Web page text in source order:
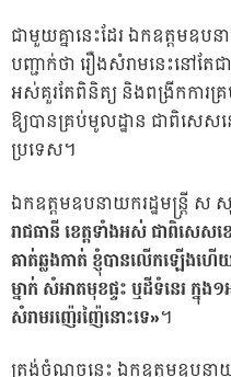
ជាមួយគ្នានេះដែរ ឯកឧត្តមឧ
បញ្ជាក់ថា រឿងសំរាមនេះនៅតែ
អស់គួរតែពិនិត្យ និងពង្រីកការគ្
ឱ្យបានគ្រប់មូលដ្ឋាន ជាពិសេ
ប្រទេស។
ឯកឧត្តមឧបនាយករដ្ឋមន្ដ្រី ស សុ
រាជធានី ខេត្តទាំងអស់ ជាពិសេសខេ
គាត់ឆ្លងកាត់ ខ្ញុំបានលើកឡើងហើ
ម្នាក់ សំអាតមុខផ្ទះ ឬដីទំនេរ ក្នុ
សំរាមរញ៉េរញ៉ៃនោះទេ»។